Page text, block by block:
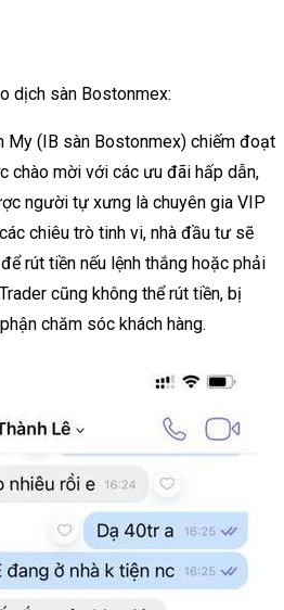
dịch sàn Bostonmex:
My (IB sàn Bostonmex) chiếm đoạt
chào mời với các ưu đãi hấp dẫn,
người tự xưng là chuyên gia VIP
chiêu trò tinh vi, nhà đầu tư sẽ
rút tiền nếu lệnh thắng hoặc phải
cũng không thể rút tiền, bị
chăm sóc khách hàng.